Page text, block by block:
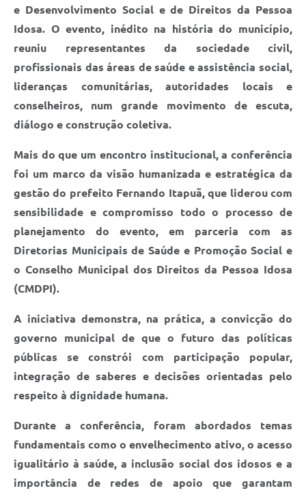
e Desenvolvimento Social e de Direitos da Pessoa
Idosa. O evento, inédito na história do município,
reuniu representantes da sociedade civil,
profissionais das áreas de saúde e assistência social,
lideranças comunitárias, autoridades locais e
conselheiros, num grande movimento de escuta,
diálogo e construção coletiva.
Mais do que um encontro institucional, a conferência
foi um marco da visão humanizada e estratégica da
gestão do prefeito Fernando Itapuã, que liderou com
sensibilidade e compromisso todo o processo de
planejamento do evento, em parceria com as
Diretorias Municipais de Saúde e Promoção Social e
o Conselho Municipal dos Direitos da Pessoa Idosa
(CMDPI).
A iniciativa demonstra, na prática, a convicção do
governo municipal de que o futuro das políticas
públicas se constrói com participação popular,
integração de saberes e decisões orientadas pelo
respeito à dignidade humana.
Durante a conferência, foram abordados temas
fundamentais como o envelhecimento ativo, o acesso
igualitário à saúde, a inclusão social dos idosos e a
importância de redes de apoio que garantam